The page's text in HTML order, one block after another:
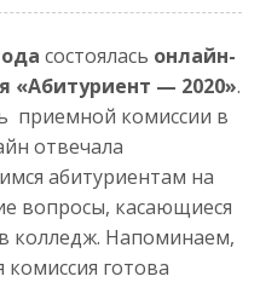
состоялась онлайн-
«Абитуриент — 2020».
приемной комиссии в
отвечала
абитуриентам на
вопросы, касающиеся
колледж. Напоминаем,
готова